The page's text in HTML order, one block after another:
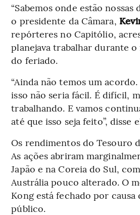
“Sabemos onde estão nossas
o presidente da Câmara,
repórteres no Capitólio,
planejava trabalhar durante o
do feriado.
“Ainda não temos um acordo.
isso não seria fácil. É difícil,
trabalhando. E vamos
até que isso seja feito”, disse
Os rendimentos do Tesouro
As ações abriram
Japão e na Coreia do Sul,
Austrália pouco alterado. O
Kong está fechado por causa
público.